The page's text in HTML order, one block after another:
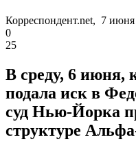
Корреспондент.net, 7 июня
0
25
В среду, 6 июня,
подала иск в
суд Нью-Йорка
структуре